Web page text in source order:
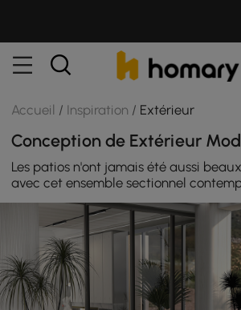
Accueil / Inspiration / Extérieur
Les patios n'ont jamais été aussi
avec cet ensemble sectionnel
pièces. Passez des moments
et votre famille lorsque vous êtes en
ensemble de canapés sectionnels
basse. Les maisons modernes
sectionnel, qui fera parler de lui lors
fête.